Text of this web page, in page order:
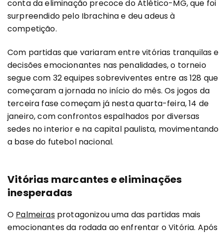
conta da eliminação precoce do Atlético-MG, que foi
surpreendido pelo Ibrachina e deu adeus à
competição.
Com partidas que variaram entre vitórias tranquilas e
decisões emocionantes nas penalidades, o torneio
segue com 32 equipes sobreviventes entre as 128 que
começaram a jornada no início do mês. Os jogos da
terceira fase começam já nesta quarta-feira, 14 de
janeiro, com confrontos espalhados por diversas
sedes no interior e na capital paulista, movimentando
a base do futebol nacional.
Vitórias marcantes e eliminações
inesperadas
O Palmeirasprotagonizou uma das partidas mais
emocionantes da rodada ao enfrentar o Vitória. Após